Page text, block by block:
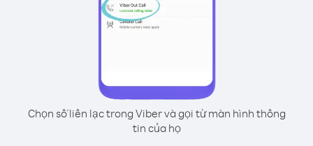
Chọn số liên lạc trong Viber và gọi từ màn hình thông
tin của họ